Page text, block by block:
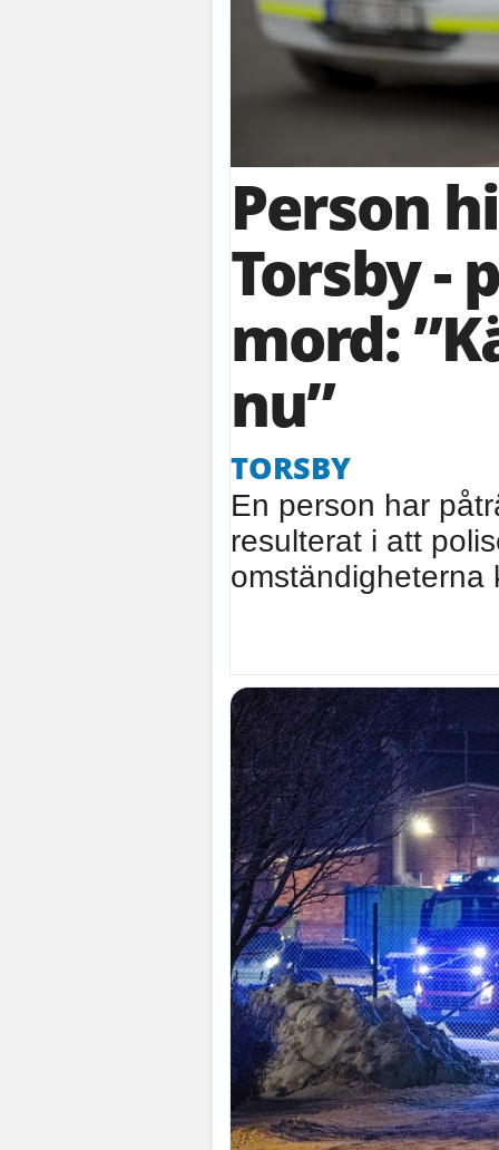
Person
Torsby -
mord:
nu”
TORSBY
En person har
resulterat i att
omständigheterna